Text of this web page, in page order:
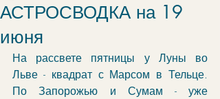
АСТРОСВОДКА на 19
июня
На рассвете пятницы у Луны во
Льве - квадрат с Марсом в Тельце.
По Запорожью и Сумам - уже